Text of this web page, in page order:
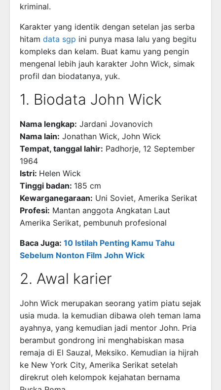
kriminal.
Karakter yang identik dengan setelan jas serba
hitam data sgp ini punya masa lalu yang begitu
kompleks dan kelam. Buat kamu yang pengin
mengenal lebih jauh karakter John Wick, simak
profil dan biodatanya, yuk.
1. Biodata John Wick
Nama lengkap: Jardani Jovanovich
Nama lain: Jonathan Wick, John Wick
Tempat, tanggal lahir: Padhorje, 12 September
1964
Istri: Helen Wick
Tinggi badan: 185 cm
Kewarganegaraan: Uni Soviet, Amerika Serikat
Profesi: Mantan anggota Angkatan Laut
Amerika Serikat, pembunuh profesional
Baca Juga: 10 Istilah Penting Kamu Tahu
Sebelum Nonton Film John Wick
2. Awal karier
John Wick merupakan seorang yatim piatu sejak
usia muda. Ia kemudian dibawa oleh teman lama
ayahnya, yang kemudian jadi mentor John. Pria
berambut gondrong ini menghabiskan masa
remaja di El Sauzal, Meksiko. Kemudian ia hijrah
ke New York City, Amerika Serikat setelah
direkrut oleh kelompok kejahatan bernama